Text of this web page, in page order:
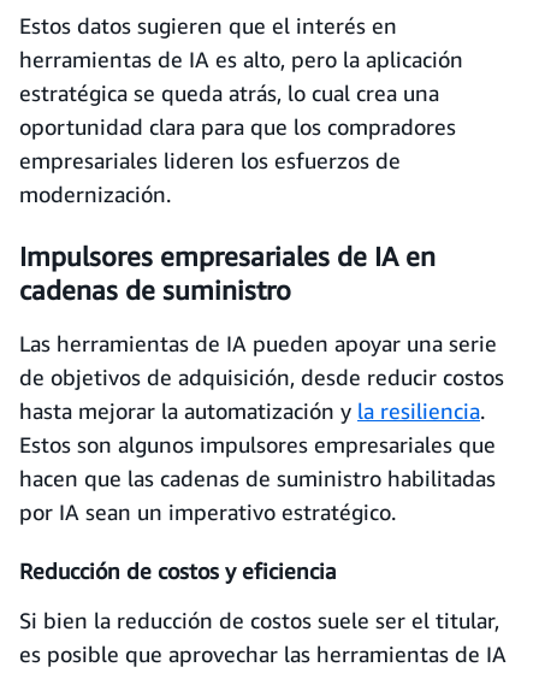
Estos datos sugieren que el interés en
herramientas de IA es alto, pero la aplicación
estratégica se queda atrás, lo cual crea una
oportunidad clara para que los compradores
empresariales lideren los esfuerzos de
modernización.
Impulsores empresariales de IA en
cadenas de suministro
Las herramientas de IA pueden apoyar una serie
de objetivos de adquisición, desde reducir costos
hasta mejorar la automatización y la resiliencia.
Estos son algunos impulsores empresariales que
hacen que las cadenas de suministro habilitadas
por IA sean un imperativo estratégico.
Reducción de costos y eficiencia
Si bien la reducción de costos suele ser el titular,
es posible que aprovechar las herramientas de IA